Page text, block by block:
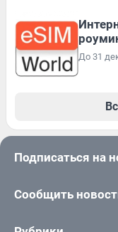
До 31
Подписаться на
Сообщить